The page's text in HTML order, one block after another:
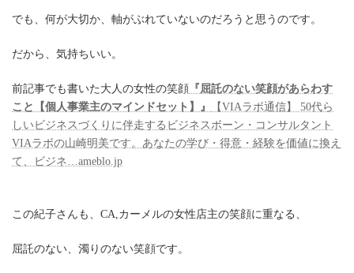
でも、何が大切か、軸がぶれていないのだろうと思うのです。
だから、気持ちいい。
前記事でも書いた大人の女性の笑顔 『屈託のない笑顔があらわす
こと【個人事業主のマインドセット】』
【VIAラボ通信】 50代ら
しいビジネスづくりに伴走するビジネスボーン・コンサルタント
VIAラボの山崎明美です。あなたの学び・得意・経験を価値に換え
て、ビジネ…ameblo.jp
この紀子さんも、CA,カーメルの女性店主の笑顔に重なる、
屈託のない、濁りのない笑顔です。